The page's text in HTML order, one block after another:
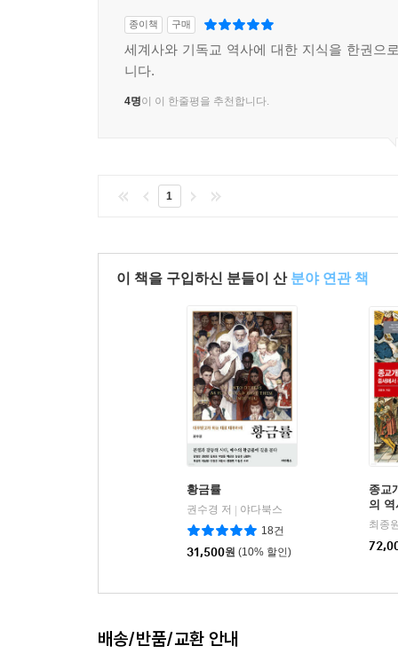
종이책 구매
세계사와 기독교 역사에 대한 지식을 한권으
니다.
4명이 이 한줄평을 추천합니다.
1
이 책을 구입하신 분들이 산 분야 연관 책
황금률
권수경 저
야다북스
18건
31,500원 (10% 할인)
종교
의
최종
배송/반품/교환 안내